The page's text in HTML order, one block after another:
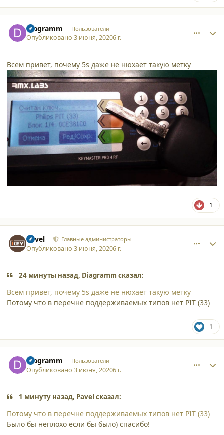
Diagramm Пользователи
Опубликовано3 июня, 20206 г.
Всем привет, почему 5s даже не нюхает такую метку
1
Pavel Главные администраторы
Опубликовано3 июня, 20206 г.
24 минуты назад, Diagramm сказал:
Всем привет, почему 5s даже не нюхает такую метку
Потому что в перечне поддерживаемых типов нет PIT (33)
1
Diagramm Пользователи
Опубликовано3 июня, 20206 г.
1 минуту назад, Pavel сказал:
Потому что в перечне поддерживаемых типов нет PIT (33)
Было бы неплохо если бы было) спасибо!